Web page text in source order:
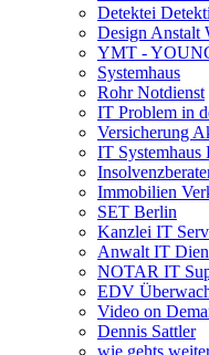
Detektei
Design Anstalt
YMT -
Systemhaus
Rohr Notdienst
IT Problem in
Versicherung
IT Systemhaus
Immobilien
SET Berlin
Kanzlei IT
Anwalt IT
NOTAR IT
EDV
Video on
Dennis Sattler